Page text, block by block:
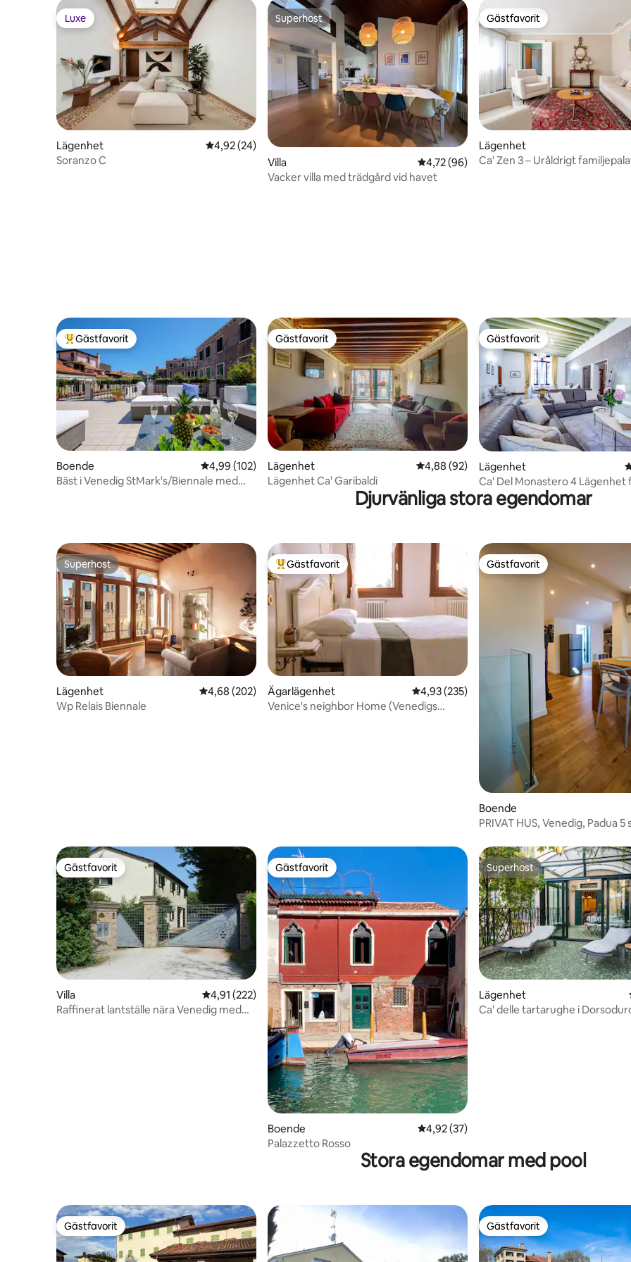
Luxe
Luxe
Lägenhet 4,92 av 5 i genomsnittligt betyg, 24 omdömen
4,92 (24)
Soranzo C
Superhost
Superhost
Villa 4,72 av 5 i genomsnittligt betyg, 96
4,72 (96)
Vacker villa med trädgård vid havet
Gästfavorit
Gästfavorit
Lägenhet
Ca' Zen 3 – Uråldrigt
Populär gästfavorit
Gästfavorit
Boende 4,99 av 5 i genomsnittligt betyg, 102 omdömen
4,99 (102)
Bäst i Venedig StMark's/Biennale med
Gästfavorit
Gästfavorit
Lägenhet 4,88 av 5 i genomsnittligt betyg, 92
4,88 (92)
Lägenhet Ca' Garibaldi
Gästfavorit
Gästfavorit
Lägenhet
Ca' Del Monastero 4 Lägenhet
gäster!
Djurvänliga stora egendomar
Superhost
Superhost
Lägenhet 4,68 av 5 i genomsnittligt betyg, 202 omdömen
4,68 (202)
Wp Relais Biennale
Populär gästfavorit
Gästfavorit
Ägarlägenhet 4,93 av 5 i genomsnittligt betyg, 235
4,93 (235)
Venice's neighbor Home (Venedigs
Gästfavorit
Gästfavorit
Boende
PRIVAT HUS, Venedig, Padua 5
Gästfavorit
Gästfavorit
Villa 4,91 av 5 i genomsnittligt betyg, 222 omdömen
4,91 (222)
Raffinerat lantställe nära Venedig med
Gästfavorit
Gästfavorit
Boende 4,92 av 5 i genomsnittligt betyg, 37
4,92 (37)
Palazzetto Rosso
Superhost
Superhost
Lägenhet
Ca' delle tartarughe i
Stora egendomar med pool
Gästfavorit
Gästfavorit Gästfavorit
Gästfavorit